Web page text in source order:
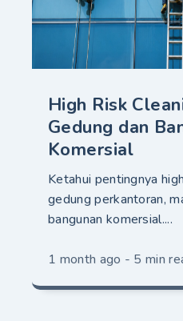
High Risk
Gedung dan
Komersial
Ketahui pentingnya
gedung perkantoran,
bangunan komersial....
1 month ago - 5 min